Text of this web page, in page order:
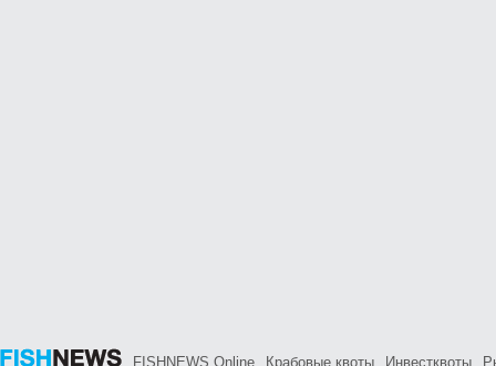
FISHNEWS Online Крабовые квоты Инвестквоты